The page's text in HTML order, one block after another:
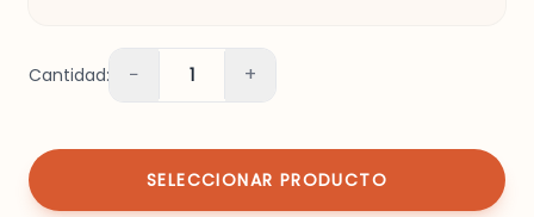
Cantidad: − 1 +
SELECCIONAR PRODUCTO